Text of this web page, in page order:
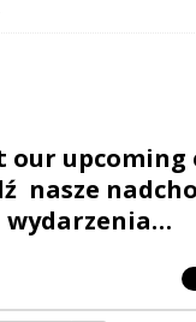
our
nasze
wydarzenia…